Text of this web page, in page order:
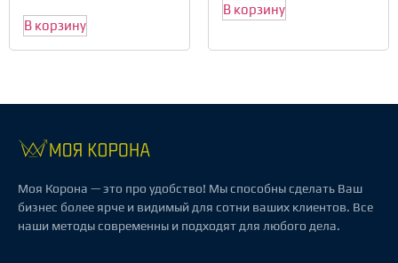
В корзину
В корзину
Моя Корона — это про удобство! Мы способны сделать Ваш
бизнес более ярче и видимый для сотни ваших клиентов. Все
наши методы современны и подходят для любого дела.